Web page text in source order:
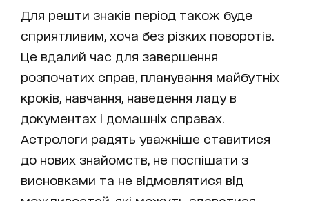
Для решти знаків період також буде
сприятливим, хоча без різких поворотів.
Це вдалий час для завершення
розпочатих справ, планування майбутніх
кроків, навчання, наведення ладу в
документах і домашніх справах.
Астрологи радять уважніше ставитися
до нових знайомств, не поспішати з
висновками та не відмовлятися від